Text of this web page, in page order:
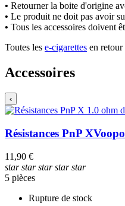
• Retourner la boite d'origine
• Le produit ne doit pas avoir
• Tous les accessoires doivent
Toutes les e-cigarettes en retour
Accessoires
‹
Résistances PnP X
11,90 €
starstarstarstarstar
5 pièces
Rupture de stock